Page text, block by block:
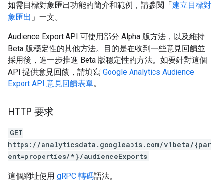
如需目標對象匯出功能的簡介和範例，請參閱「建立目標對
象匯出 」一文。
Audience Export API 可使用部分 Alpha 版方法，以及維持
Beta 版穩定性的其他方法。目的是在收到一些意見回饋並
採用後，進一步推進 Beta 版穩定性的方法。如要針對這個
API 提供意見回饋，請填寫 Google Analytics Audience
Export API 意見回饋表單。
HTTP 要求
GET
https://analyticsdata.googleapis.com/v1beta/{par
ent=properties/*}/audienceExports
這個網址使用 gRPC 轉碼語法。